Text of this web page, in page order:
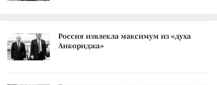
Россия извлекла максимум из «духа
Анкориджа»